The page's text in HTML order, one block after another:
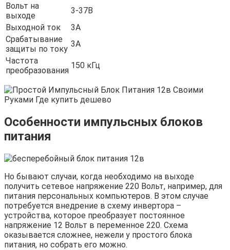
Вольт на
выходе
3-37В
Выходной ток
3А
Срабатывание
защиты по току
3А
Частота
преобразования
150 кГц
Особенности импульсных блоков
питания
Но бывают случаи, когда необходимо на выходе
получить сетевое напряжение 220 Вольт, например, для
питания персональных компьютеров. В этом случае
потребуется внедрение в схему инвертора –
устройства, которое преобразует постоянное
напряжение 12 Вольт в переменное 220. Схема
оказывается сложнее, нежели у простого блока
питания, но собрать его можно.